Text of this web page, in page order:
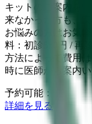
キットのご案内を
来なかった方も、
お悩みの方はお気
料：初診550円 / 再
方法によって費用
時に医師から案内い
予約可能：
詳細を見る